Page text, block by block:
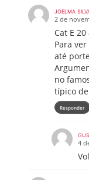
JOELMA
2 de
Cat E
Para
até
no
típico
Responder
4